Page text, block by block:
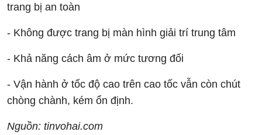
trang bị an toàn
- Không được trang bị màn hình giải trí trung tâm
- Khả năng cách âm ở mức tương đối
- Vận hành ở tốc độ cao trên cao tốc vẫn còn chút
chòng chành, kém ổn định.
Nguồn: tinvohai.com